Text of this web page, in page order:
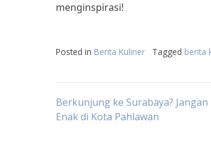
menginspirasi!
Posted in Berita Kuliner Tagged berita
Post
Berkunjung ke Surabaya?
Enak di Kota Pahlawan